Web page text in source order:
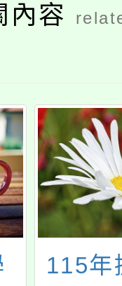
內容
雙語